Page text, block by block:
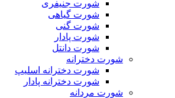
شورت جنیفری
شورت گیاهی
شورت گنی
شورت پادار
شورت دانتل
شورت دخترانه
شورت دخترانه اسلیپ
شورت دخترانه پادار
شورت مردانه